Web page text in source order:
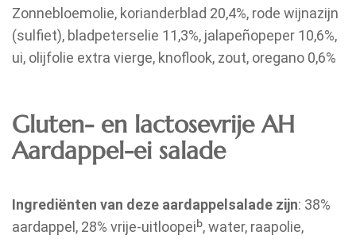
Zonnebloemolie, korianderblad 20,4%, rode wijnazijn
(sulfiet), bladpeterselie 11,3%, jalapeñopeper 10,6%,
ui, olijfolie extra vierge, knoflook, zout, oregano 0,6%
Gluten- en lactosevrije AH
Aardappel-ei salade
Ingrediënten van deze aardappelsalade zijn: 38%
aardappel, 28% vrije-uitloopeiᵇ, water, raapolie,